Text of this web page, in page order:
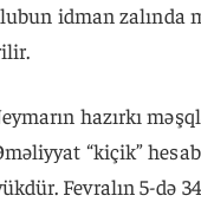
idman zalında
hazırkı
“kiçik”
Fevralın 5-də